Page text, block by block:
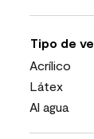
Tipo de
Acrílico
Látex
Al agua